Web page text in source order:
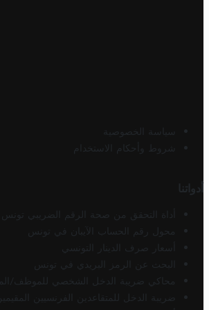
سياسة الخصوصية
شروط وأحكام الاستخدام
أدواتنا
أداة التحقق من صحة الرقم الضريبي تونس
محول رقم الحساب الآيبان في تونس
أسعار صرف الدينار التونسي
البحث عن الرمز البريدي في تونس
محاكي ضريبة الدخل الشخصي للموظف/
ضريبة الدخل للمتقاعدين الفرنسيين